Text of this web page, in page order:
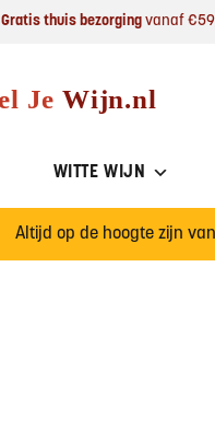
Gratis thuis bezorgingvanaf
WITTE WIJN
Altijd op de hoogte zijn